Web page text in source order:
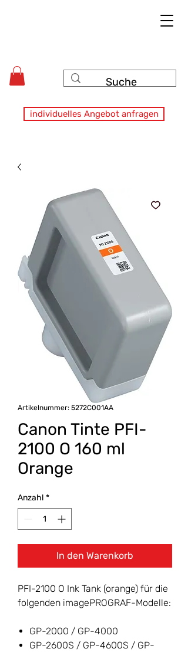
individuelles Angebot anfragen
Artikelnummer: 5272C001AA
Canon Tinte PFI-
2100 O 160 ml
Orange
Anzahl *
In den Warenkorb
PFI-2100 O Ink Tank (orange) für die
folgenden imagePROGRAF-Modelle:
GP-2000 / GP-4000
GP-2600S / GP-4600S / GP-